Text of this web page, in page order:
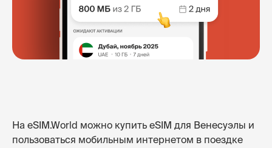
На eSIM.World можно купить eSIM для Венесуэлы и
пользоваться мобильным интернетом в поездке